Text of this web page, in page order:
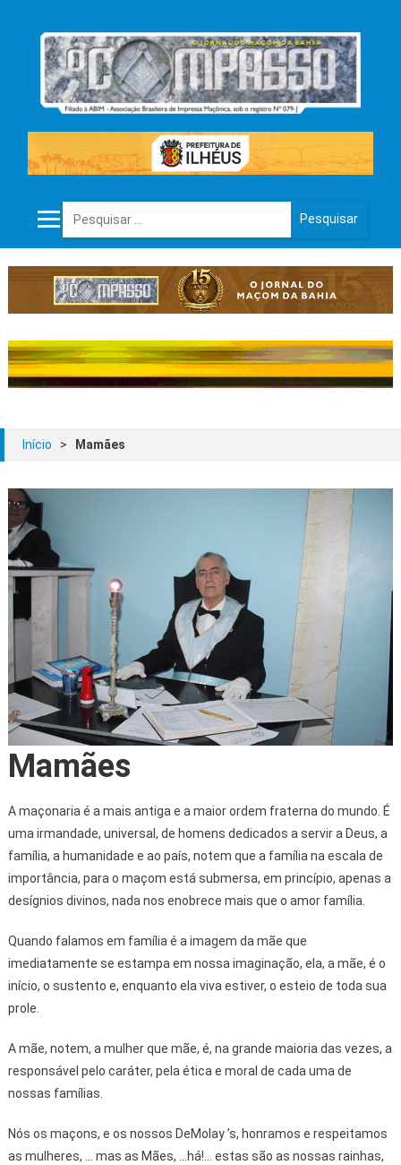
Pesquisar por:
Início > Mamães
Mamães
A maçonaria é a mais antiga e a maior ordem fraterna do mundo. É
uma irmandade, universal, de homens dedicados a servir a Deus, a
família, a humanidade e ao país, notem que a família na escala de
importância, para o maçom está submersa, em princípio, apenas a
desígnios divinos, nada nos enobrece mais que o amor família.
Quando falamos em família é a imagem da mãe que
imediatamente se estampa em nossa imaginação, ela, a mãe, é o
início, o sustento e, enquanto ela viva estiver, o esteio de toda sua
prole.
A mãe, notem, a mulher que mãe, é, na grande maioria das vezes, a
responsável pelo caráter, pela ética e moral de cada uma de
nossas famílias.
Nós os maçons, e os nossos DeMolay ’s, honramos e respeitamos
as mulheres, ... mas as Mães, ...há!... estas são as nossas rainhas,